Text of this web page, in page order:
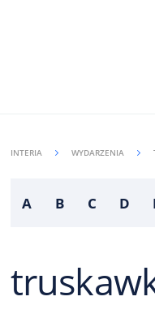
INTERIA WYDARZENIA
A B C D